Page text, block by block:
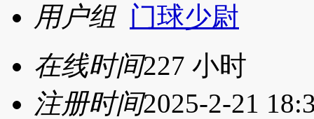
用户组 门球少尉
在线时间227 小时
注册时间2025-2-21